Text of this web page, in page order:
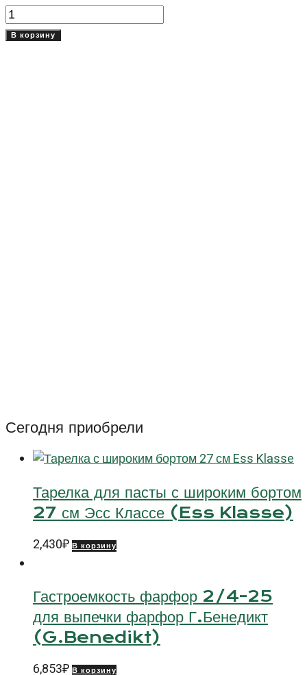
Количество
товара
В корзину
Сегодня приобрели
Тарелка для пасты с широким бортом
27 см Эсс Классе (Ess Klasse)
2,430₽ В корзину
Гастроемкость фарфор 2/4-25
для выпечки фарфор Г.Бенедикт
(G.Benedikt)
6,853₽ В корзину